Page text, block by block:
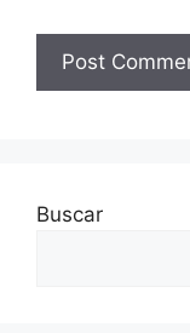
Buscar